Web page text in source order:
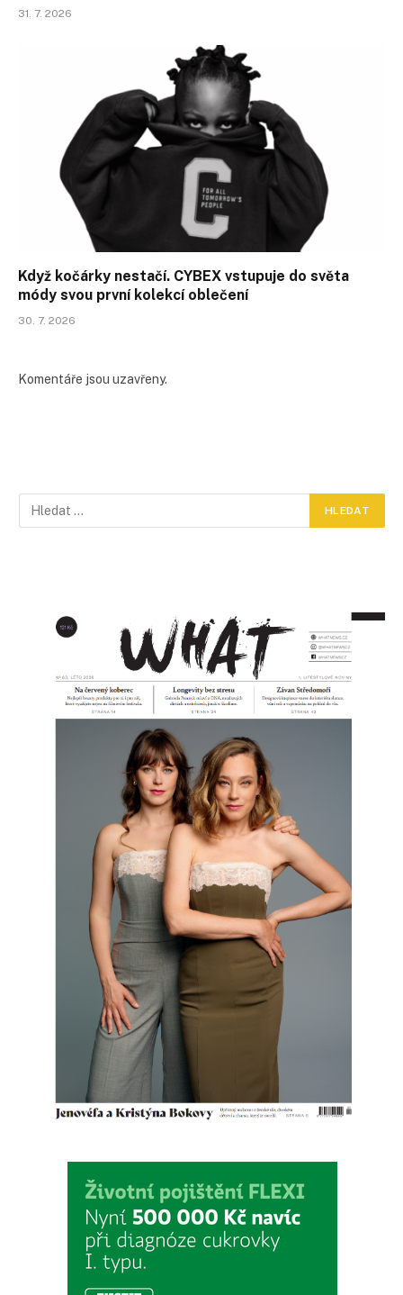
31. 7. 2026
Když kočárky nestačí. CYBEX vstupuje do světa
módy svou první kolekcí oblečení
30. 7. 2026
Komentáře jsou uzavřeny.